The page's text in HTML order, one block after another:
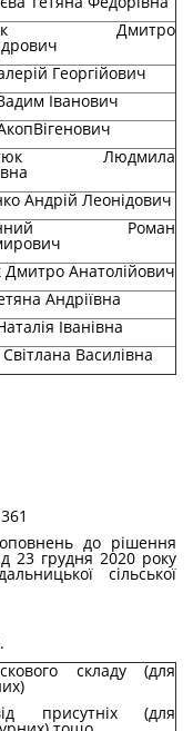
Дмитро
Георгійович
Іванович
Людмила
Андрій Леонідович
Роман
Дмитро Анатолійович
Андріївна
Іванівна
Василівна
до рішення
23 грудня 2020 року
сільської
складу (для
присутніх (для